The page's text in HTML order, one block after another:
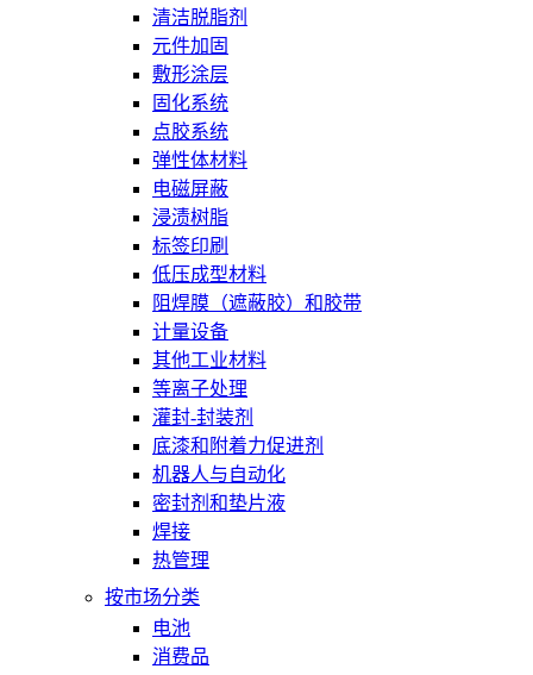
清洁脱脂剂
元件加固
敷形涂层
固化系统
点胶系统
弹性体材料
电磁屏蔽
浸渍树脂
标签印刷
低压成型材料
阻焊膜（遮蔽胶）和胶带
计量设备
其他工业材料
等离子处理
灌封-封装剂
底漆和附着力促进剂
机器人与自动化
密封剂和垫片液
焊接
热管理
按市场分类
电池
消费品